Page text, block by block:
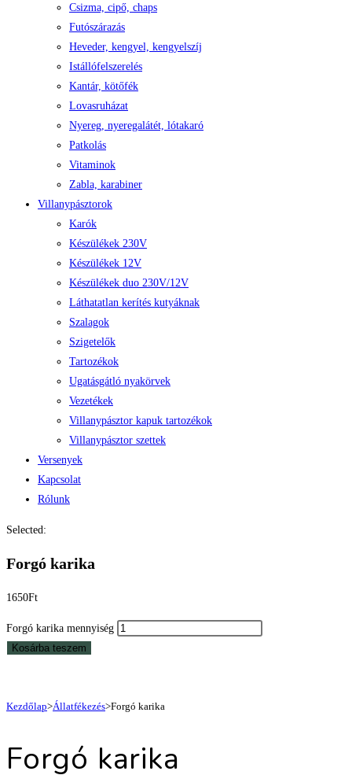
Csizma, cipő, chaps
Futószárazás
Heveder, kengyel, kengyelszíj
Istállófelszerelés
Kantár, kötőfék
Lovasruházat
Nyereg, nyeregalátét, lótakaró
Patkolás
Vitaminok
Zabla, karabiner
Villanypásztorok
Karók
Készülékek 230V
Készülékek 12V
Készülékek duo 230V/12V
Láthatatlan kerítés kutyáknak
Szalagok
Szigetelők
Tartozékok
Ugatásgátló nyakörvek
Vezetékek
Villanypásztor kapuk tartozékok
Villanypásztor szettek
Versenyek
Kapcsolat
Rólunk
Selected:
Forgó karika
1650Ft
Forgó karika mennyiség
Kosárba teszem
Kezdőlap>Állatfékezés>Forgó karika
Forgó karika